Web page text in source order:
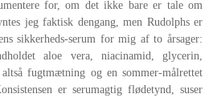
for, om det ikke bare er tale om
jeg faktisk dengang, men Rudolphs er
sikkerheds-serum for mig af to årsager:
aloe vera, niacinamid, glycerin,
fugtmætning og en sommer-målrettet
er serumagtig flødetynd, suser